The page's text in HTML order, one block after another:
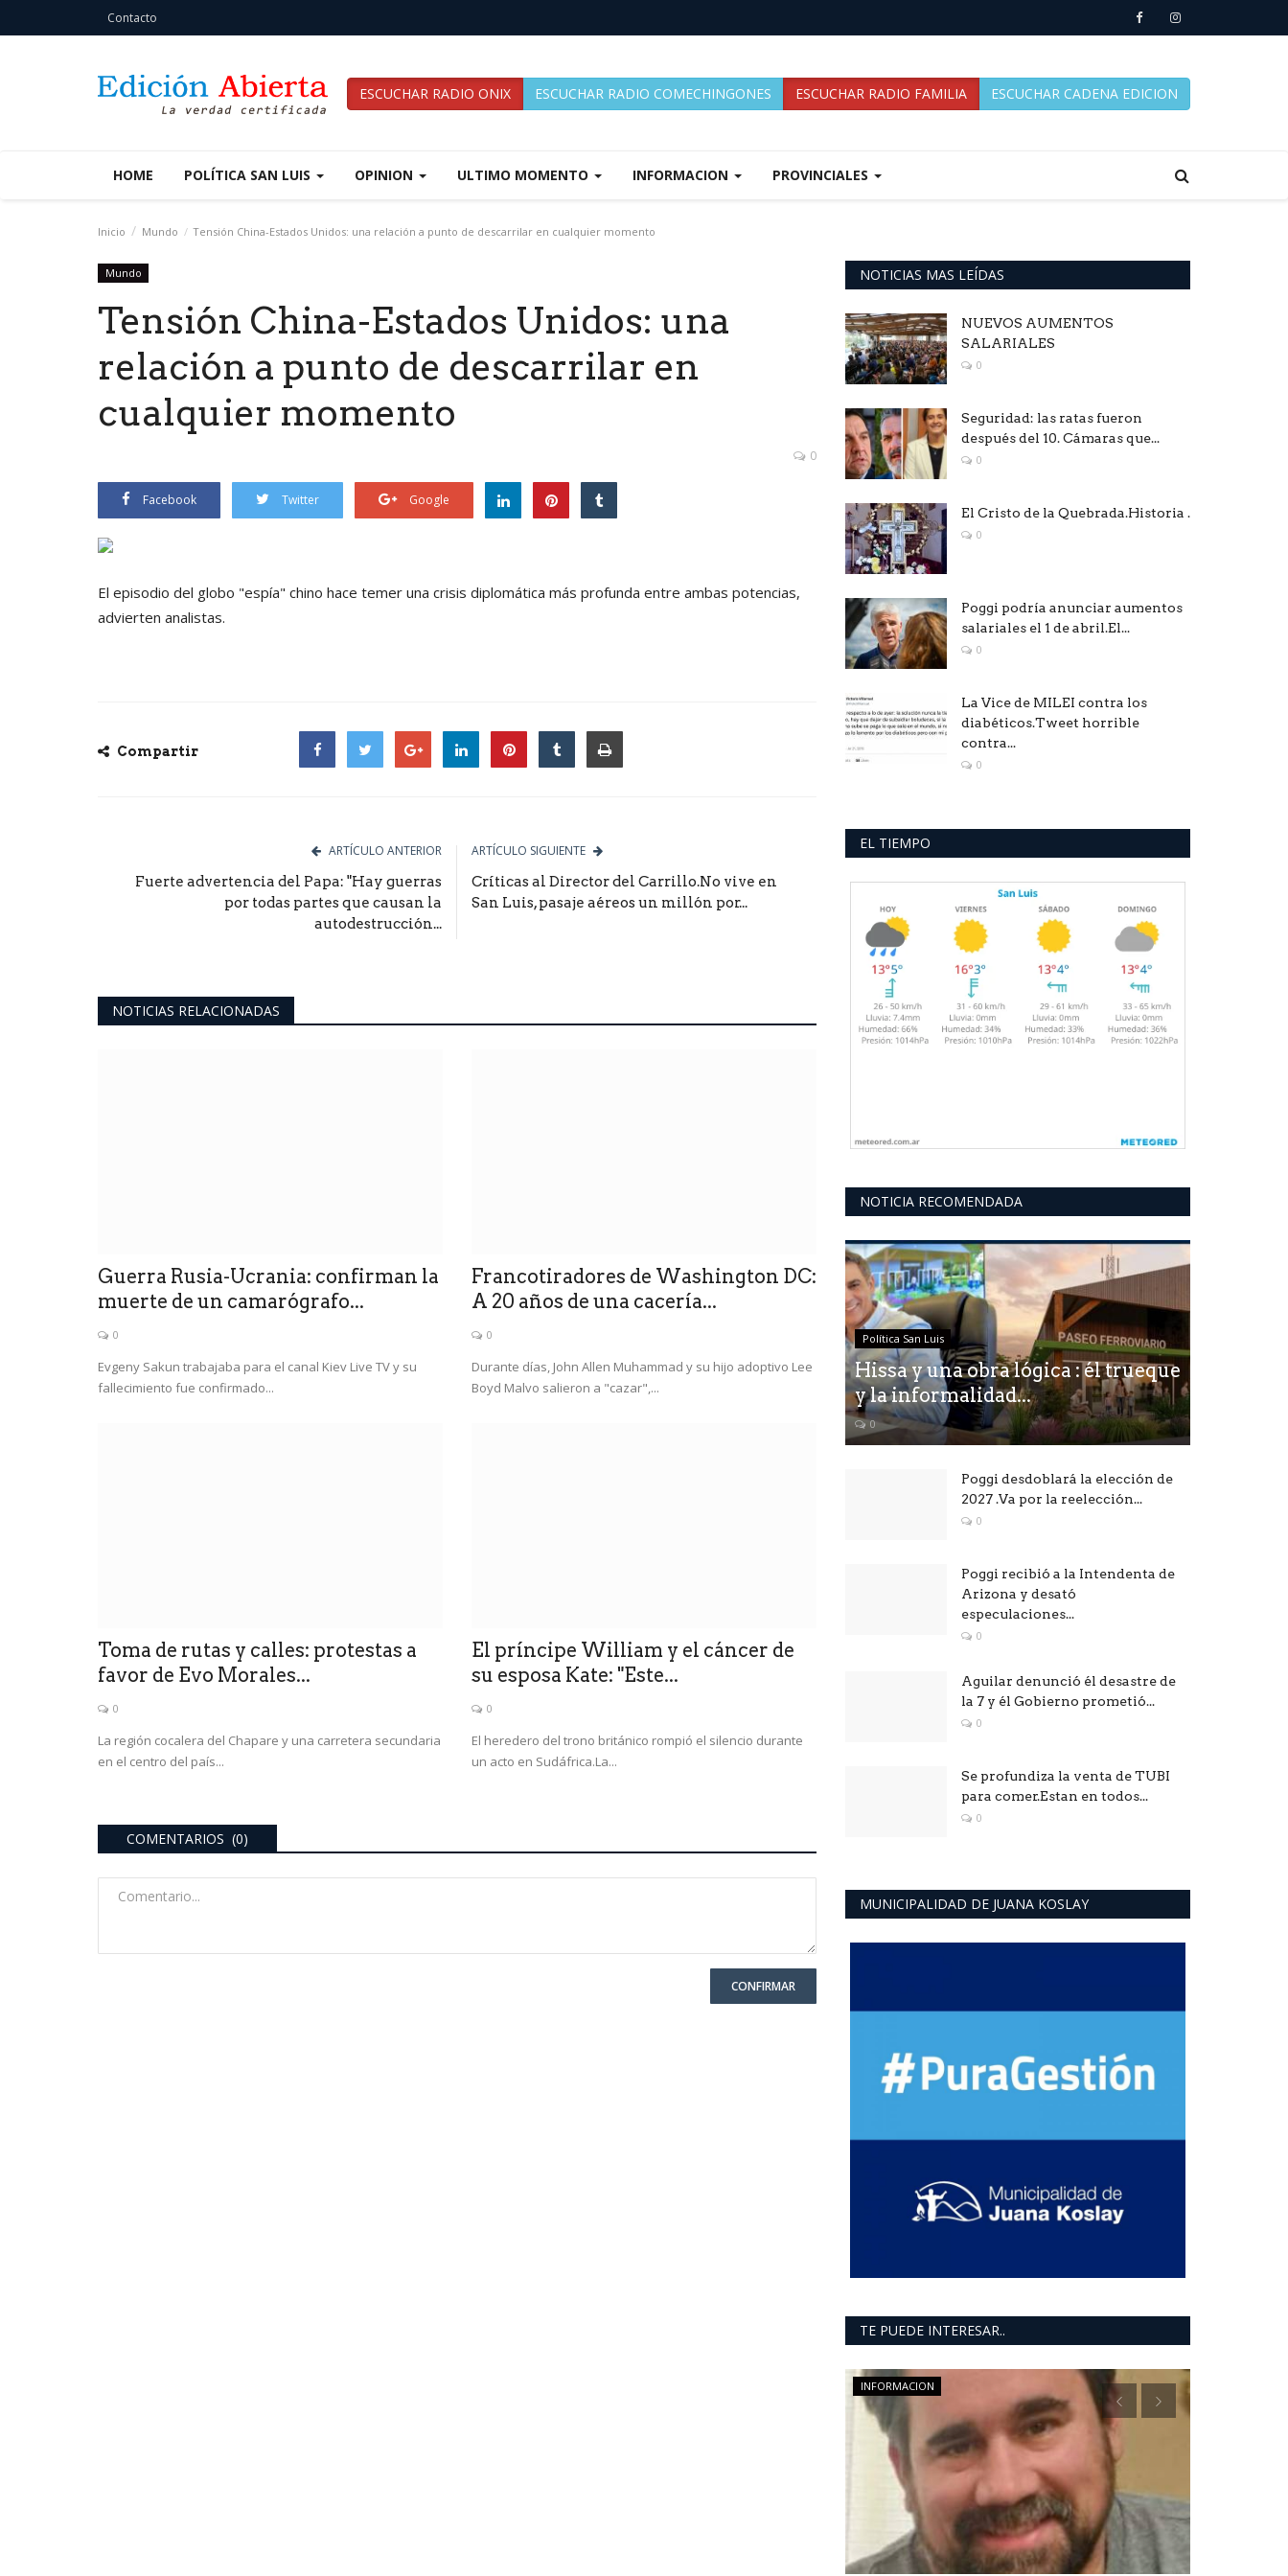
Contacto
ESCUCHAR RADIO ONIX ESCUCHAR RADIO COMECHINGONES ESCUCHAR RADIO FAMILIA ESCUCHAR CADENA EDICION
HOME POLÍTICA SAN LUIS OPINION ULTIMO MOMENTO INFORMACION PROVINCIALES
Inicio Mundo Tensión China-Estados Unidos: una relación a punto de descarrilar en cualquier momento
Mundo
Tensión China-Estados Unidos: una
relación a punto de descarrilar en
cualquier momento
0
Facebook Twitter Google
El episodio del globo "espía" chino hace temer una crisis diplomática más profunda entre ambas potencias,
advierten analistas.
Compartir
ARTÍCULO ANTERIOR
Fuerte advertencia del Papa: "Hay guerras
por todas partes que causan la
autodestrucción...
ARTÍCULO SIGUIENTE
Críticas al Director del Carrillo.No vive en
San Luis, pasaje aéreos un millón por...
NOTICIAS RELACIONADAS
Guerra Rusia-Ucrania: confirman la
muerte de un camarógrafo...
0
Evgeny Sakun trabajaba para el canal Kiev Live TV y su
fallecimiento fue confirmado...
Francotiradores de Washington DC:
A 20 años de una cacería...
0
Durante días, John Allen Muhammad y su hijo adoptivo Lee
Boyd Malvo salieron a "cazar",...
Toma de rutas y calles: protestas a
favor de Evo Morales...
0
La región cocalera del Chapare y una carretera secundaria
en el centro del país...
El príncipe William y el cáncer de
su esposa Kate: "Este...
0
El heredero del trono británico rompió el silencio durante
un acto en Sudáfrica.La...
COMENTARIOS (0)
CONFIRMAR
NOTICIAS MAS LEÍDAS
NUEVOS AUMENTOS
SALARIALES
0
Seguridad: las ratas fueron
después del 10. Cámaras que...
0
El Cristo de la Quebrada.Historia .
0
Poggi podría anunciar aumentos
salariales el 1 de abril.El...
0
La Vice de MILEI contra los
diabéticos.Tweet horrible
contra...
0
EL TIEMPO
NOTICIA RECOMENDADA
Política San Luis
Hissa y una obra lógica : él trueque
y la informalidad...
0
Poggi desdoblará la elección de
2027 .Va por la reelección...
0
Poggi recibió a la Intendenta de
Arizona y desató
especulaciones...
0
Aguilar denunció él desastre de
la 7 y él Gobierno prometió...
0
Se profundiza la venta de TUBI
para comer.Estan en todos...
0
MUNICIPALIDAD DE JUANA KOSLAY
TE PUEDE INTERESAR..
INFORMACION